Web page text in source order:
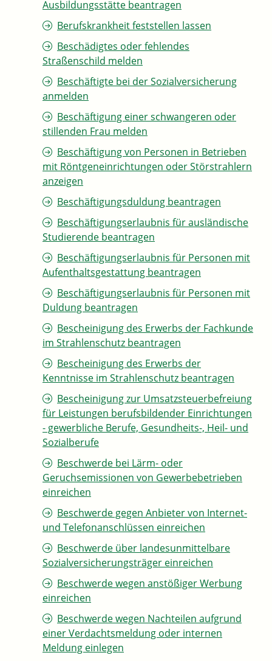
Ausbildungsstätte beantragen
Berufskrankheit feststellen lassen
Beschädigtes oder fehlendes
Straßenschild melden
Beschäftigte bei der Sozialversicherung
anmelden
Beschäftigung einer schwangeren oder
stillenden Frau melden
Beschäftigung von Personen in Betrieben
mit Röntgeneinrichtungen oder Störstrahlern
anzeigen
Beschäftigungsduldung beantragen
Beschäftigungserlaubnis für ausländische
Studierende beantragen
Beschäftigungserlaubnis für Personen mit
Aufenthaltsgestattung beantragen
Beschäftigungserlaubnis für Personen mit
Duldung beantragen
Bescheinigung des Erwerbs der Fachkunde
im Strahlenschutz beantragen
Bescheinigung des Erwerbs der
Kenntnisse im Strahlenschutz beantragen
Bescheinigung zur Umsatzsteuerbefreiung
für Leistungen berufsbildender Einrichtungen
- gewerbliche Berufe, Gesundheits-, Heil- und
Sozialberufe
Beschwerde bei Lärm- oder
Geruchsemissionen von Gewerbebetrieben
einreichen
Beschwerde gegen Anbieter von Internet-
und Telefonanschlüssen einreichen
Beschwerde über landesunmittelbare
Sozialversicherungsträger einreichen
Beschwerde wegen anstößiger Werbung
einreichen
Beschwerde wegen Nachteilen aufgrund
einer Verdachtsmeldung oder internen
Meldung einlegen